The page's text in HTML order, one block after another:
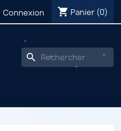
Connexion shopping_cart Panier (0)
search